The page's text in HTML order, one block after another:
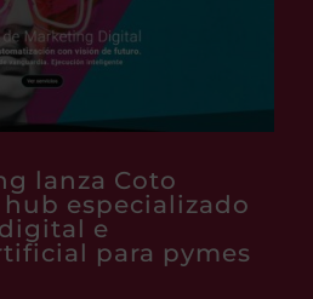
lanza Coto
especializado
e
para pymes